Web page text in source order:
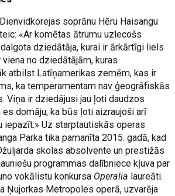
soprānu Hēru Haisangu
«Ar komētas ātrumu uzlecošs
dziedātāja, kurai ir ārkārtīgi liels
no dziedātājām, kuras
atbilst Latīņamerikas zemēm, kas ir
ka temperamentam nav ģeogrāfiskās
Viņa ir dziedājusi jau ļoti daudzos
domāju, ka būs ļoti aizraujoši arī
iepazīt.» Uz starptautiskās operas
Parka tika pamanīta 2015. gadā, kad
skolas absolvente un prestižās
programmas dalībniece kļuva par
vokālistu konkursa Operalia laureāti.
Ņujorkas Metropoles operā, uzvarēja